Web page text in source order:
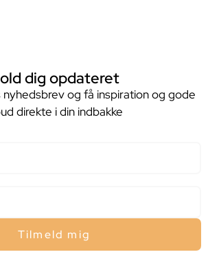
dig opdateret
og få inspiration og gode
direkte i din indbakke
Tilmeld mig